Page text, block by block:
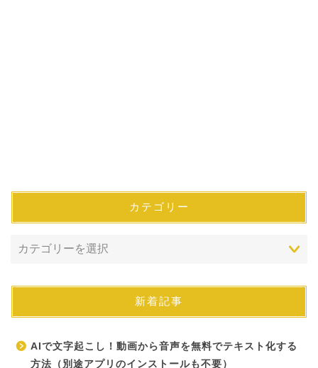
カテゴリー
新着記事
AIで文字起こし！動画から音声を無料でテキスト化する
方法（別途アプリのインストールも不要）